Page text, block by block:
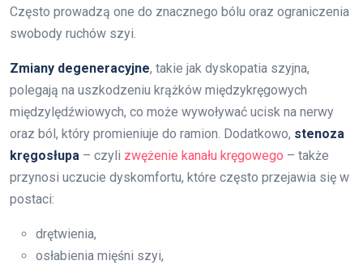
Często prowadzą one do znacznego bólu oraz ograniczenia
swobody ruchów szyi.
Zmiany degeneracyjne, takie jak dyskopatia szyjna,
polegają na uszkodzeniu krążków międzykręgowych
międzylędźwiowych, co może wywoływać ucisk na nerwy
oraz ból, który promieniuje do ramion. Dodatkowo, stenoza
kręgosłupa – czyli zwężenie kanału kręgowego – także
przynosi uczucie dyskomfortu, które często przejawia się w
postaci:
drętwienia,
osłabienia mięśni szyi,